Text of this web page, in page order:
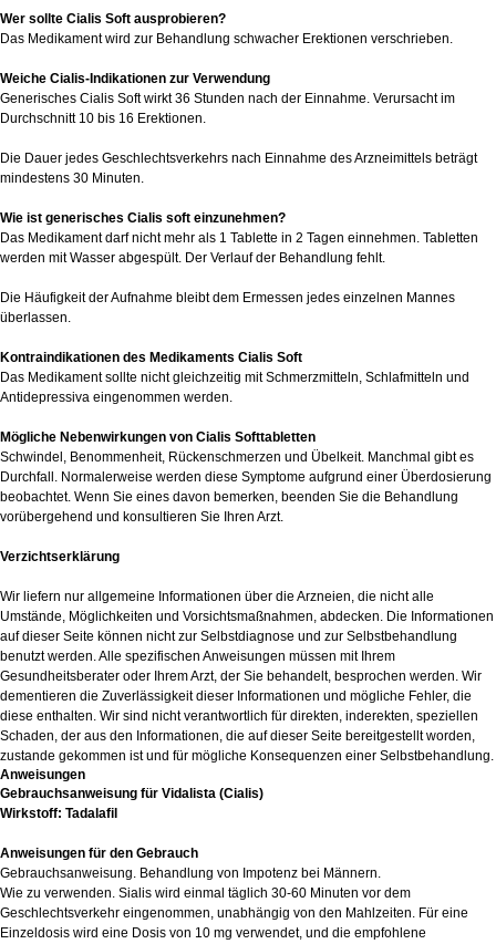
Wer sollte Cialis Soft ausprobieren?
Das Medikament wird zur Behandlung schwacher Erektionen verschrieben.
Weiche Cialis-Indikationen zur Verwendung
Generisches Cialis Soft wirkt 36 Stunden nach der Einnahme. Verursacht im
Durchschnitt 10 bis 16 Erektionen.
Die Dauer jedes Geschlechtsverkehrs nach Einnahme des Arzneimittels beträgt
mindestens 30 Minuten.
Wie ist generisches Cialis soft einzunehmen?
Das Medikament darf nicht mehr als 1 Tablette in 2 Tagen einnehmen. Tabletten
werden mit Wasser abgespült. Der Verlauf der Behandlung fehlt.
Die Häufigkeit der Aufnahme bleibt dem Ermessen jedes einzelnen Mannes
überlassen.
Kontraindikationen des Medikaments Cialis Soft
Das Medikament sollte nicht gleichzeitig mit Schmerzmitteln, Schlafmitteln und
Antidepressiva eingenommen werden.
Mögliche Nebenwirkungen von Cialis Softtabletten
Schwindel, Benommenheit, Rückenschmerzen und Übelkeit. Manchmal gibt es
Durchfall. Normalerweise werden diese Symptome aufgrund einer Überdosierung
beobachtet. Wenn Sie eines davon bemerken, beenden Sie die Behandlung
vorübergehend und konsultieren Sie Ihren Arzt.
Verzichtserklärung
Wir liefern nur allgemeine Informationen über die Arzneien, die nicht alle
Umstände, Möglichkeiten und Vorsichtsmaßnahmen, abdecken. Die Informationen
auf dieser Seite können nicht zur Selbstdiagnose und zur Selbstbehandlung
benutzt werden. Alle spezifischen Anweisungen müssen mit Ihrem
Gesundheitsberater oder Ihrem Arzt, der Sie behandelt, besprochen werden. Wir
dementieren die Zuverlässigkeit dieser Informationen und mögliche Fehler, die
diese enthalten. Wir sind nicht verantwortlich für direkten, inderekten, speziellen
Schaden, der aus den Informationen, die auf dieser Seite bereitgestellt worden,
zustande gekommen ist und für mögliche Konsequenzen einer Selbstbehandlung.
Anweisungen
Gebrauchsanweisung für Vidalista (Cialis)
Wirkstoff: Tadalafil
Anweisungen für den Gebrauch
Gebrauchsanweisung. Behandlung von Impotenz bei Männern.
Wie zu verwenden. Sialis wird einmal täglich 30-60 Minuten vor dem
Geschlechtsverkehr eingenommen, unabhängig von den Mahlzeiten. Für eine
Einzeldosis wird eine Dosis von 10 mg verwendet, und die empfohlene